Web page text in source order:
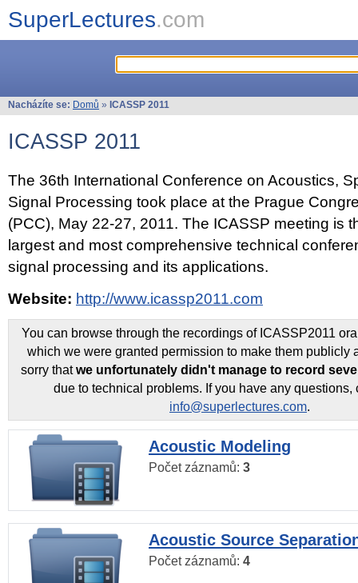
SuperLectures.com
Nacházíte se: Domů » ICASSP 2011
ICASSP 2011
The 36th International Conference on Acoustics,
Signal Processing took place at the Prague
(PCC), May 22-27, 2011. The ICASSP meeting is
largest and most comprehensive technical
signal processing and its applications.
Website: http://www.icassp2011.com
You can browse through the recordings of ICASSP2011
which we were granted permission to make them publicly
sorry thatwe unfortunately didn't manage to record
due to technical problems. If you have any questions,
info@superlectures.com.
Acoustic Modeling
Počet záznamů: 3
Acoustic Source
Počet záznamů: 4